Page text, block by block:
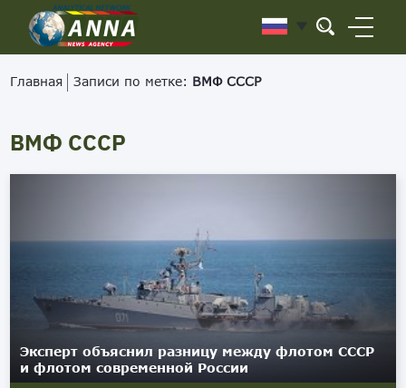
Главная Записи по метке: ВМФ СССР
ВМФ СССР
Эксперт объяснил разницу между флотом СССР
и флотом современной России